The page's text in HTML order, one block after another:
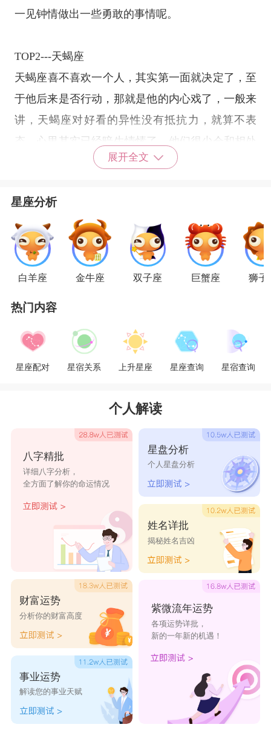
一见钟情做出一些勇敢的事情呢。
TOP2---天蝎座
天蝎座喜不喜欢一个人，其实第一面就决定了，至
于他后来是否行动，那就是他的内心戏了，一般来
讲，天蝎座对好看的异性没有抵抗力，就算不表
态，心里其实已经暗生情愫了，他们很少会和相处
很久的朋友谈恋爱，所以当天蝎座喜欢一个人的时
TOP3--- 天秤座
天秤座给很多人感觉就是，他们有很多追求者，但
其实他们单身的概率却不低，天秤座从来不缺少被
候，天秤座反而期待一些新鲜刺激的东西，一见钟
情让天秤座们充满好奇心，他们会希望有一个美妙
的相遇后，互相了解对方，然后谈一场很生动的恋
爱。
展开全文
星座分析
白羊座 金牛座 双子座 巨蟹座 狮子
热门内容
星座配对 星宿关系 上升星座 星座查询 星宿查询
个人解读
八字精批
详细八字分析，
全方面了解你的命运情况
财富运势
分析你的财富高度
事业运势
解读您的事业天赋
星盘分析
个人星盘分析
姓名详批
揭秘姓名吉凶
紫微流年运势
各项运势详批，
新的一年新的机遇！